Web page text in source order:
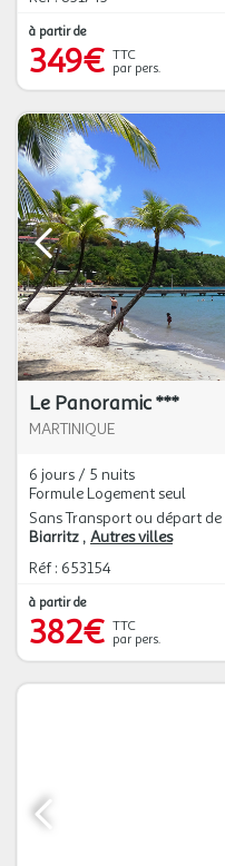
à partir de
349€ TTC
par pers.
Le Panoramic ***
MARTINIQUE
6 jours / 5 nuits
Formule Logement seul
Sans Transport ou départ de
Biarritz Autres villes
Réf : 653154
à partir de
382€ TTC
par pers.